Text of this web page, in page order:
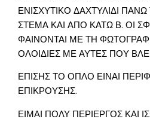
ΕΝΙΣΧΥΤΙΚΟ ΔΑΧΤΥΛΙΔΙ
ΣΤΕΜΑ ΚΑΙ ΑΠΟ ΚΑΤΩ Β. ΟΙ
ΦΑΙΝΟΝΤΑΙ ΜΕ ΤΗ
ΟΛΟΙΔΙΕΣ ΜΕ ΑΥΤΕΣ ΠΟΥ
ΕΠΙΣΗΣ ΤΟ ΟΠΛΟ ΕΙΝΑΙ
ΕΠΙΚΡΟΥΣΗΣ.
ΕΙΜΑΙ ΠΟΛΥ ΠΕΡΙΕΡΓΟΣ ΚΑΙ